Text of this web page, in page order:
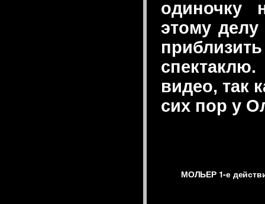
одиночку
этому
видео, так
сих пор у